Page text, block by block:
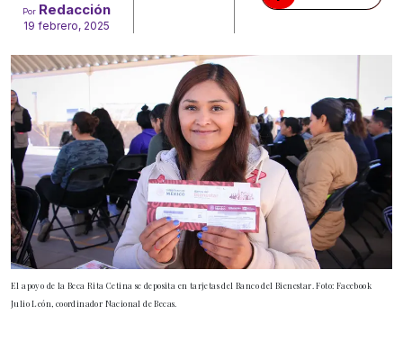
Por Redacción
19 febrero, 2025
El apoyo de la Beca Rita Cetina se deposita en tarjetas del Banco del Bienestar. Foto: Facebook
Julio León, coordinador Nacional de Becas.